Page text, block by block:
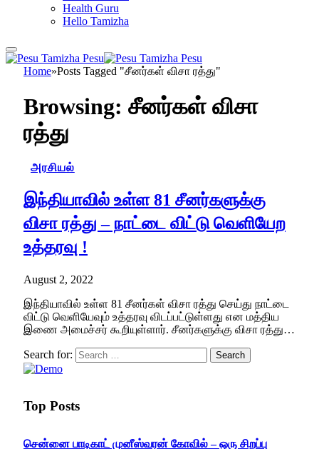
Health Guru
Hello Tamizha
Home»Posts Tagged "சீனர்கள் விசா ரத்து"
Browsing: சீனர்கள் விசா
ரத்து
அரசியல்
இந்தியாவில் உள்ள 81 சீனர்களுக்கு
விசா ரத்து – நாட்டை விட்டு வெளியேற
உத்தரவு !
August 2, 2022
இந்தியாவில் உள்ள 81 சீனர்கள் விசா ரத்து செய்து நாட்டை
விட்டு வெளியேவும் உத்தரவு விடப்பட்டுள்ளது என மத்திய
இணை அமைச்சர் கூறியுள்ளார். சீனர்களுக்கு விசா ரத்து…
Search for:
Top Posts
சென்னை பாடிகாட் முனீஸ்வரன் கோவில் – ஒரு சிறப்பு